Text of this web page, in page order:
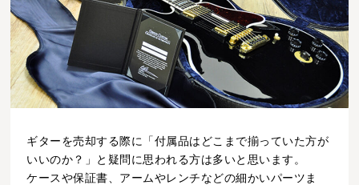
ギターを売却する際に「付属品はどこまで揃っていた方が
いいのか？」と疑問に思われる方は多いと思います。
ケースや保証書、アームやレンチなどの細かいパーツま